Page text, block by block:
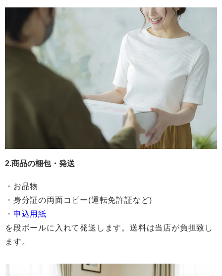
2.商品の梱包・発送
・お品物
・身分証の両面コピー(運転免許証など)
・ 申込用紙
を段ボールに入れて発送します。送料は当店が負担致し
ます。